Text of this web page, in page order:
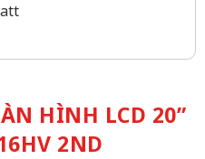
HÌNH LCD 20”
2ND